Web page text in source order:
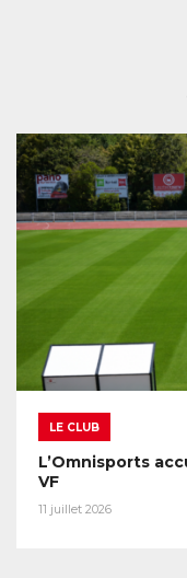
LE CLUB
L’Omnisports
VF
11 juillet 2026